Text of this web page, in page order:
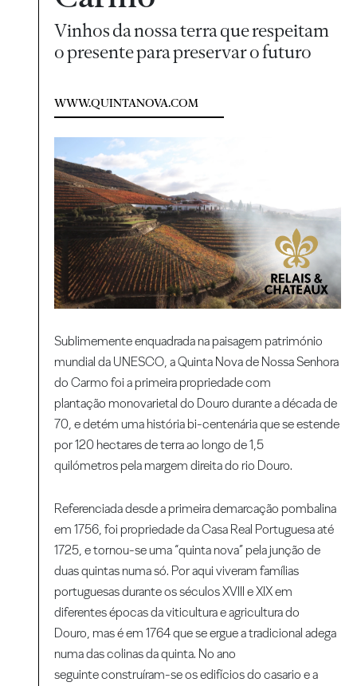
Vinhos da nossa terra que respeitam
o presente para preservar o futuro
WWW.QUINTANOVA.COM
Sublimemente enquadrada na paisagem património
mundial da UNESCO, a Quinta Nova de Nossa Senhora
do Carmo foi a primeira propriedade com
plantação monovarietal do Douro durante a década de
70, e detém uma história bi-centenária que se estende
por 120 hectares de terra ao longo de 1,5
quilómetros pela margem direita do rio Douro.
Referenciada desde a primeira demarcação pombalina
em 1756, foi propriedade da Casa Real Portuguesa até
1725, e tornou-se uma “quinta nova” pela junção de
duas quintas numa só. Por aqui viveram famílias
portuguesas durante os séculos XVIII e XIX em
diferentes épocas da viticultura e agricultura do
Douro, mas é em 1764 que se ergue a tradicional adega
numa das colinas da quinta. No ano
seguinte construíram-se os edifícios do casario e a